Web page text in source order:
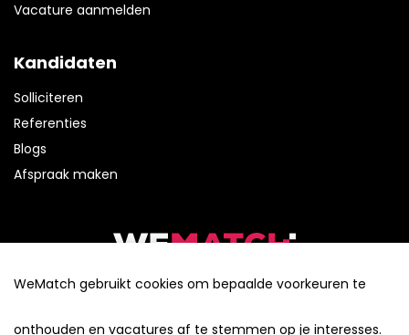
Vacature aanmelden
Kandidaten
Solliciteren
Referenties
Blogs
Afspraak maken
Tel:(0320) 41 68 92
info@wematch.nu
WeMatch gebruikt cookies om bepaalde voorkeuren te
onthouden en vacatures af te stemmen op je interesses.